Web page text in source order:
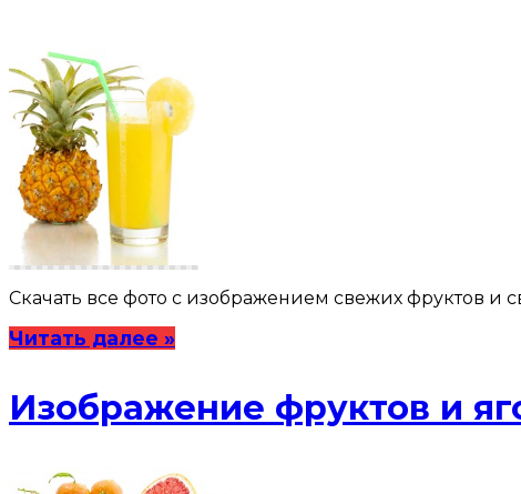
Скачать все фото с изображением свежих фруктов
Читать далее »
Изображение фруктов и